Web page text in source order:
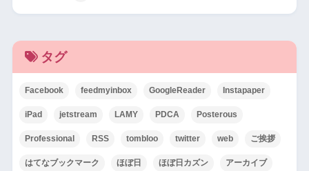
タグ
Facebook feedmyinbox GoogleReader Instapaper
iPad jetstream LAMY PDCA Posterous
Professional RSS tombloo twitter web ご挨拶
はてなブックマーク ほぼ日 ほぼ日カズン アーカイブ